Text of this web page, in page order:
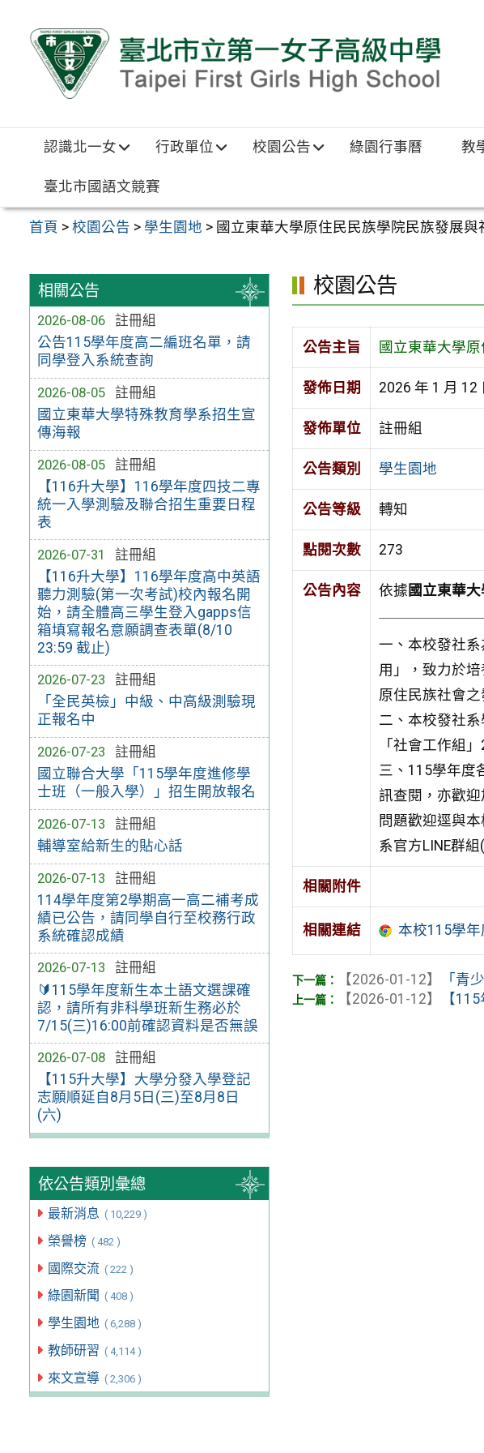
認識北一女 行政單位 校園公告 綠園行事曆 教
臺北市國語文競賽
首頁 >校園公告 > 學生園地 > 國立東華大學原住民民族學院民族發展
相關公告
2026-08-06
註冊組
公告115學年度高二編班名單，請
同學登入系統查詢
2026-08-05
註冊組
國立東華大學特殊教育學系招生宣
傳海報
2026-08-05
註冊組
【116升大學】116學年度四技二專
統一入學測驗及聯合招生重要日程
表
2026-07-31
註冊組
【116升大學】116學年度高中英語
聽力測驗(第一次考試)校內報名開
始，請全體高三學生登入gapps信
箱填寫報名意願調查表單(8/10
23:59 截止)
2026-07-23
註冊組
「全民英檢」中級、中高級測驗現
正報名中
2026-07-23
註冊組
國立聯合大學「115學年度進修學
士班（一般入學）」招生開放報名
2026-07-13
註冊組
輔導室給新生的貼心話
2026-07-13
註冊組
114學年度第2學期高一高二補考成
績已公告，請同學自行至校務行政
系統確認成績
2026-07-13
註冊組
🔰115學年度新生本土語文選課確
認，請所有非科學班新生務必於
7/15(三)16:00前確認資料是否無誤
2026-07-08
註冊組
【115升大學】大學分發入學登記
志願順延自8月5日(三)至8月8日
(六)
依公告類別彙總
最新消息 ( 10,229 )
榮譽榜 ( 482 )
國際交流 ( 222 )
綠園新聞 ( 408 )
學生園地 ( 6,288 )
教師研習 ( 4,114 )
來文宣導 ( 2,306 )
校園公告
公告主旨 國立東華大學
發佈日期 2026 年 1 月 12
發佈單位 註冊組
公告類別 學生園地
公告等級 轉知
點閱次數 273
公告內容 依據 國立東華大
一、本校發社
用」，致力於
原住民族社會之
二、本校發社
「社會工作組
三、115學年度
訊查閱，亦歡
問題歡迎逕與
系官方LINE群
相關附件
相關連結 本校115學
【2026-01-12】
「青
【2026-01-12】
【